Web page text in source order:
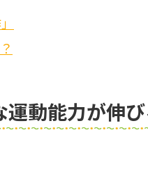
動能力が伸び